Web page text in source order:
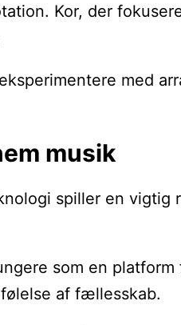
Kor, der
med
musik
spiller en
som en
af fællesskab.